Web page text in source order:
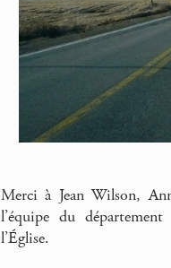
Merci à Jean Wilson,
l’équipe du
l’Église.